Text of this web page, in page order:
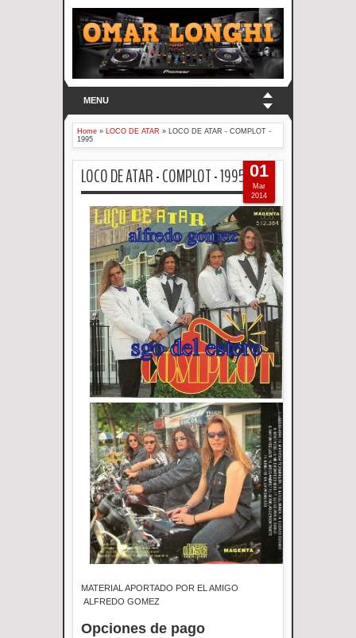
MENU
Home » LOCO DE ATAR »
LOCO DE ATAR - COMPLOT -
1995
LOCO DE ATAR - COMPLOT - 1995
MATERIAL APORTADO POR EL AMIGO
ALFREDO GOMEZ
Opciones de pago
01
Mar
2014